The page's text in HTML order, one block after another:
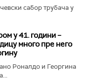
сабор трубача у
у 41. години –
много пре него
Роналдо и Георгина